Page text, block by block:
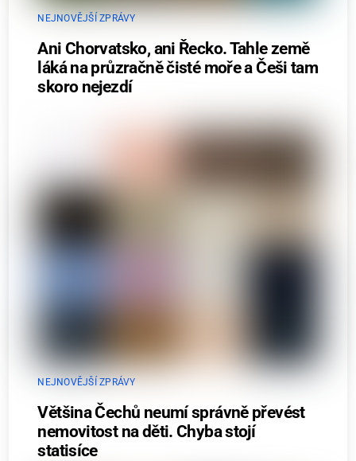
NEJNOVĚJŠÍ ZPRÁVY
Ani Chorvatsko, ani Řecko. Tahle země
láká na průzračně čisté moře a Češi tam
skoro nejezdí
NEJNOVĚJŠÍ ZPRÁVY
Většina Čechů neumí správně převést
nemovitost na děti. Chyba stojí
statisíce